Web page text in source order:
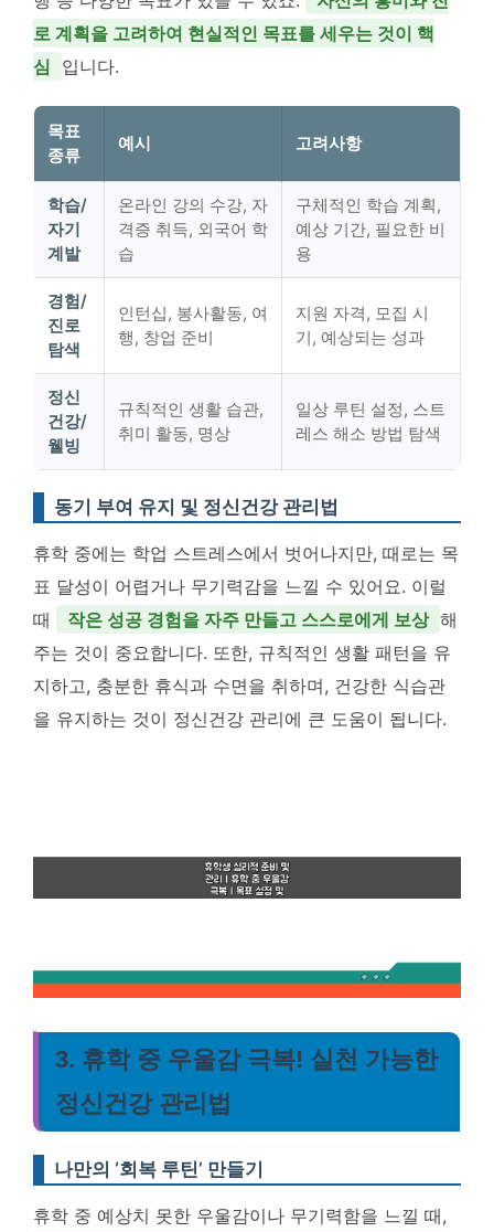
로 계획을 고려하여 현실적인 목표를 세우는 것이 핵
심 입니다.
목표
종류
예시 고려사항
학습/
자기
계발
온라인 강의 수강, 자
격증 취득, 외국어 학
습
구체적인 학습 계획,
예상 기간, 필요한 비
용
경험/
진로
탐색
인턴십, 봉사활동, 여
행, 창업 준비
지원 자격, 모집 시
기, 예상되는 성과
정신
건강/
웰빙
규칙적인 생활 습관,
취미 활동, 명상
일상 루틴 설정, 스트
레스 해소 방법 탐색
동기 부여 유지 및 정신건강 관리법
휴학 중에는 학업 스트레스에서 벗어나지만, 때로는 목
표 달성이 어렵거나 무기력감을 느낄 수 있어요. 이럴
때
작은 성공 경험을 자주 만들고 스스로에게 보상 해
주는 것이 중요합니다. 또한, 규칙적인 생활 패턴을 유
지하고, 충분한 휴식과 수면을 취하며, 건강한 식습관
을 유지하는 것이 정신건강 관리에 큰 도움이 됩니다.
3. 휴학 중 우울감 극복! 실천 가능한
정신건강 관리법
나만의 ‘회복 루틴’ 만들기
휴학 중 예상치 못한 우울감이나 무기력함을 느낄 때,